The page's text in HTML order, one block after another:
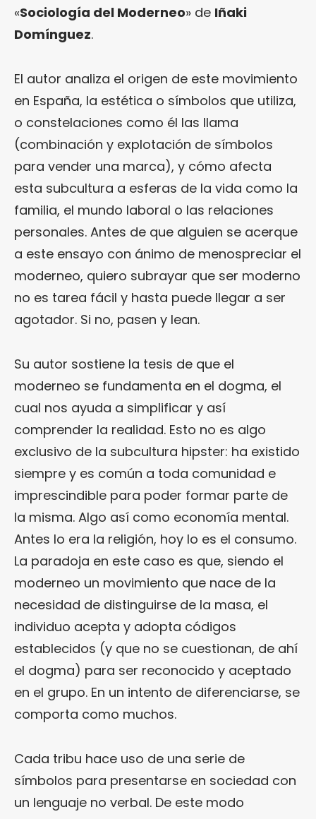
«Sociología del Moderneo» de Iñaki
Domínguez.
El autor analiza el origen de este movimiento
en España, la estética o símbolos que utiliza,
o constelaciones como él las llama
(combinación y explotación de símbolos
para vender una marca), y cómo afecta
esta subcultura a esferas de la vida como la
familia, el mundo laboral o las relaciones
personales. Antes de que alguien se acerque
a este ensayo con ánimo de menospreciar el
moderneo, quiero subrayar que ser moderno
no es tarea fácil y hasta puede llegar a ser
agotador. Si no, pasen y lean.
Su autor sostiene la tesis de que el
moderneo se fundamenta en el dogma, el
cual nos ayuda a simplificar y así
comprender la realidad. Esto no es algo
exclusivo de la subcultura hipster: ha existido
siempre y es común a toda comunidad e
imprescindible para poder formar parte de
la misma. Algo así como economía mental.
Antes lo era la religión, hoy lo es el consumo.
La paradoja en este caso es que, siendo el
moderneo un movimiento que nace de la
necesidad de distinguirse de la masa, el
individuo acepta y adopta códigos
establecidos (y que no se cuestionan, de ahí
el dogma) para ser reconocido y aceptado
en el grupo. En un intento de diferenciarse, se
comporta como muchos.
Cada tribu hace uso de una serie de
símbolos para presentarse en sociedad con
un lenguaje no verbal. De este modo